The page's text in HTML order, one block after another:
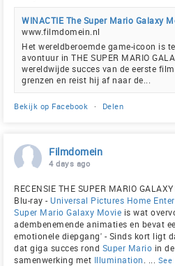
WINACTIE The Super Mario Galaxy
www.filmdomein.nl
Het wereldberoemde game-icoon is
avontuur in THE SUPER MARIO
wereldwijde succes van de eerste
grenzen en reist hij af naar de...
Bekijk op Facebook · Delen
Filmdomein
4 days ago
RECENSIE THE SUPER MARIO
Blu-ray - Universal Pictures Home
Super Mario Galaxy Movie is wat
adembenemende animaties en bevat
emotionele diepgang' - Sinds kort ligt
dat giga succes rond Super Mario in
samenwerking met Illumination See